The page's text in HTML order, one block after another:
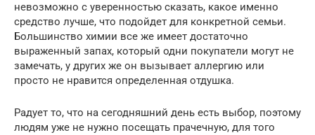
невозможно с уверенностью сказать, какое именно
средство лучше, что подойдет для конкретной семьи.
Большинство химии все же имеет достаточно
выраженный запах, который одни покупатели могут не
замечать, у других же он вызывает аллергию или
просто не нравится определенная отдушка.
Радует то, что на сегодняшний день есть выбор, поэтому
людям уже не нужно посещать прачечную, для того